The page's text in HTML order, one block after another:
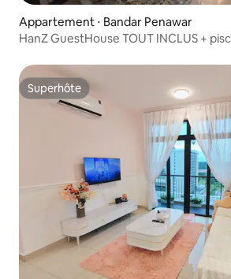
Appartement ⋅ Bandar Penawar
HanZ GuestHouse TOUT INCLUS +
Superhôte
Superhôte